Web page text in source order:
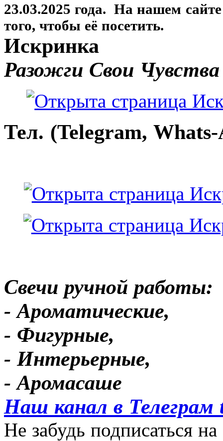
23.03.2025 года. На нашем
того, чтобы её посетить.
Искринка
Разожги Свои Чувства
Тел. (Telegram,
Свечи ручной работы:
- Ароматические,
- Фигурные,
- Интерьерные,
- Аромасаше
Наш канал в Телеграм
Не забудь подписаться